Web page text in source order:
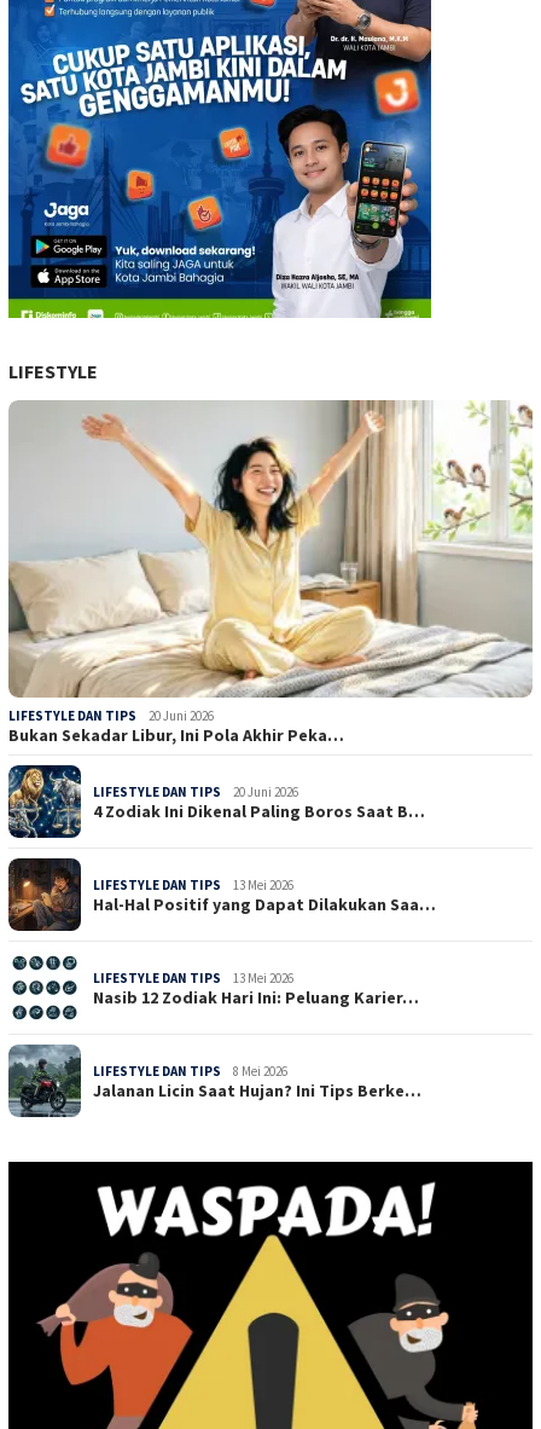
LIFESTYLE
LIFESTYLE DAN TIPS 20 Juni 2026
Bukan Sekadar Libur, Ini Pola Akhir Peka…
LIFESTYLE DAN TIPS 20 Juni 2026
4 Zodiak Ini Dikenal Paling Boros Saat B…
LIFESTYLE DAN TIPS 13 Mei 2026
Hal-Hal Positif yang Dapat Dilakukan Saa…
LIFESTYLE DAN TIPS 13 Mei 2026
Nasib 12 Zodiak Hari Ini: Peluang Karier…
LIFESTYLE DAN TIPS 8 Mei 2026
Jalanan Licin Saat Hujan? Ini Tips Berke…